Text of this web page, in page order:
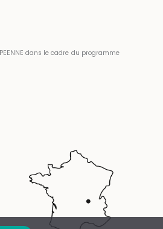
dans le cadre du programme